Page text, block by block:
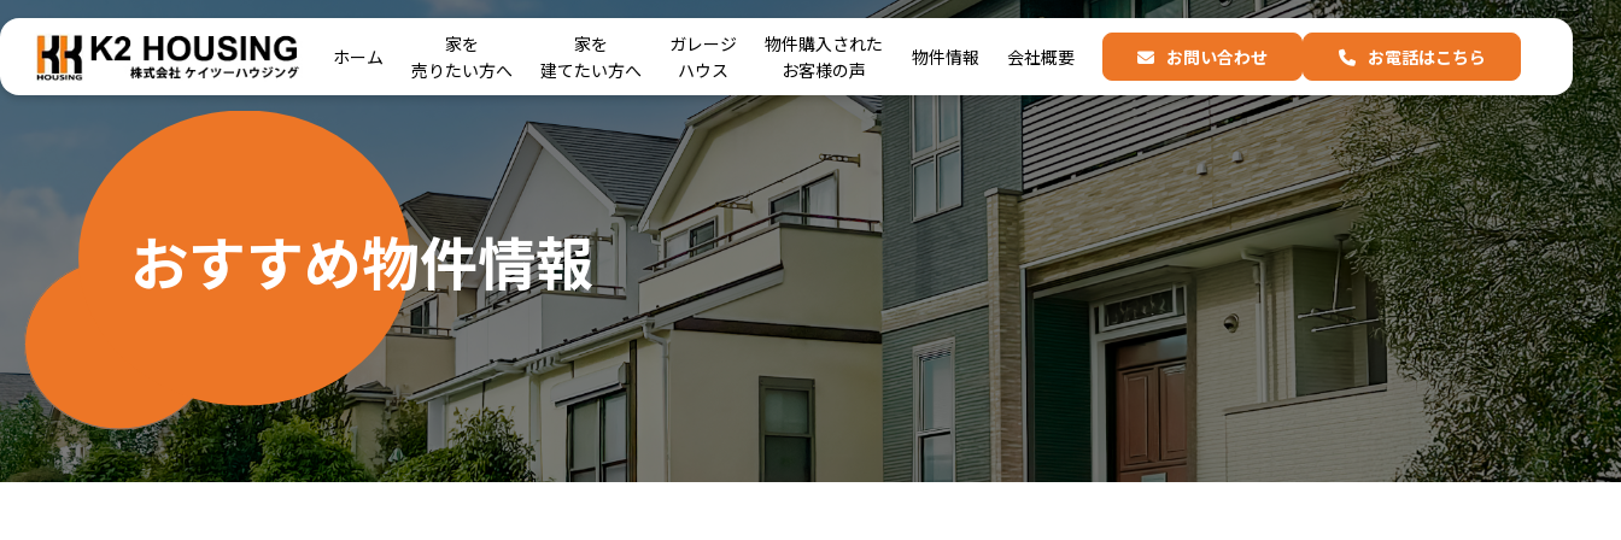
ホーム
家を
売りたい方へ
家を
建てたい方へ
ガレージ
ハウス
物件購入された
お客様の声
物件情報 会社概要 お問い合わせ お電話はこちら
おすすめ物件情報